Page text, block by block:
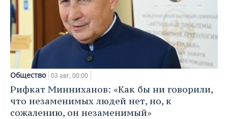
Общество 03 авг, 00:00
Рифкат Минниханов: «Как бы ни говорили,
что незаменимых людей нет, но, к
сожалению, он незаменимый»